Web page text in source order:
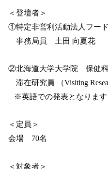
＜登壇者＞
①特定非営利活動法人フー
事務局員 土田 向夏花
②北海道大学大学院 保健
滞在研究員 （Visiting
※英語での発表となります
＜定員＞
会場 70名
＜対象者＞